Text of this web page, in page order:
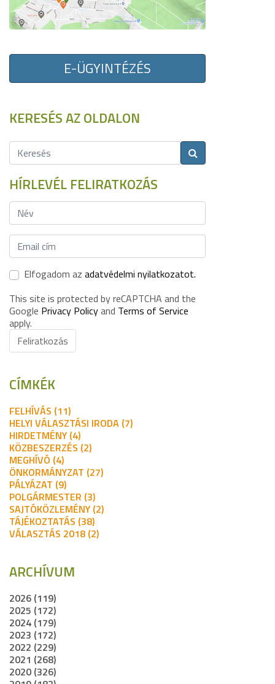
E-ÜGYINTÉZÉS
KERESÉS AZ OLDALON
HÍRLEVÉL FELIRATKOZÁS
Elfogadom az adatvédelmi nyilatkozatot.
This site is protected by reCAPTCHA and the
Google Privacy Policyand Terms of Service
apply.
Feliratkozás
CÍMKÉK
FELHÍVÁS (11)
HELYI VÁLASZTÁSI IRODA (7)
HIRDETMÉNY (4)
KÖZBESZERZÉS (2)
MEGHÍVÓ (4)
ÖNKORMÁNYZAT (27)
PÁLYÁZAT (9)
POLGÁRMESTER (3)
SAJTÓKÖZLEMÉNY (2)
TÁJÉKOZTATÁS (38)
VÁLASZTÁS 2018 (2)
ARCHÍVUM
2026 (119)
2025 (172)
2024 (179)
2023 (172)
2022 (229)
2021 (268)
2020 (326)